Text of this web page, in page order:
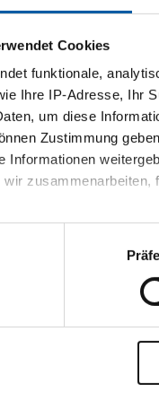
Cookies
funktionale,
Ihre IP-Adresse, Ihr
um diese
Zustimmung
Informationen
wir
Qualität AISI 1.4301